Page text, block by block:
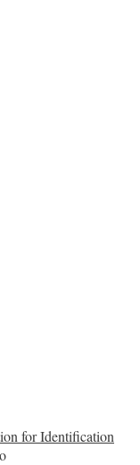
for Identification